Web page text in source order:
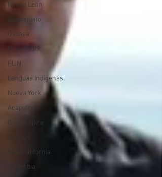
Nuevo León
Guanajuato
Oaxaca
Nueva York
FLIN
Lenguas Indígenas
Nueva York
Acapulco
Guadalajara
Baja California
Colombia